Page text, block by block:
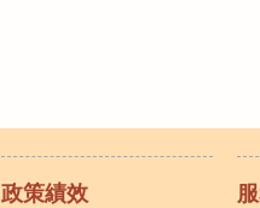
政策績效